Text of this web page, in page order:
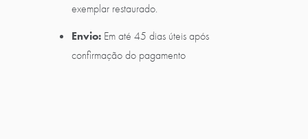
exemplar restaurado.
Envio: Em até 45 dias úteis após
confirmação do pagamento